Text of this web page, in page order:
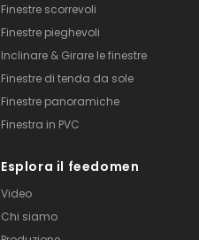
Finestre scorrevoli
Finestre pieghevoli
Inclinare & Girare le finestre
Finestre di tenda da sole
Finestre panoramiche
Finestra in PVC
Esplora il feedomen
Video
Chi siamo